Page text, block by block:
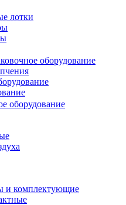
лотки
оборудование
оборудование
и комплектующие